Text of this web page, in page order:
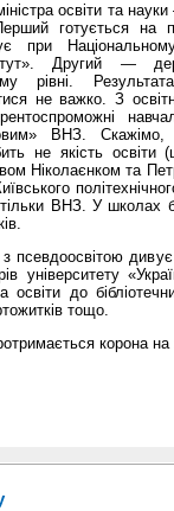
міністра освіти та
готується на
Національному
Другий —
рівні.
не важко. З
ВНЗ. Скажімо,
не якість
Ніколаєнком та
ВНЗ. У школах
з псевдоосвітою
університету
освіти до
тощо.
корона на